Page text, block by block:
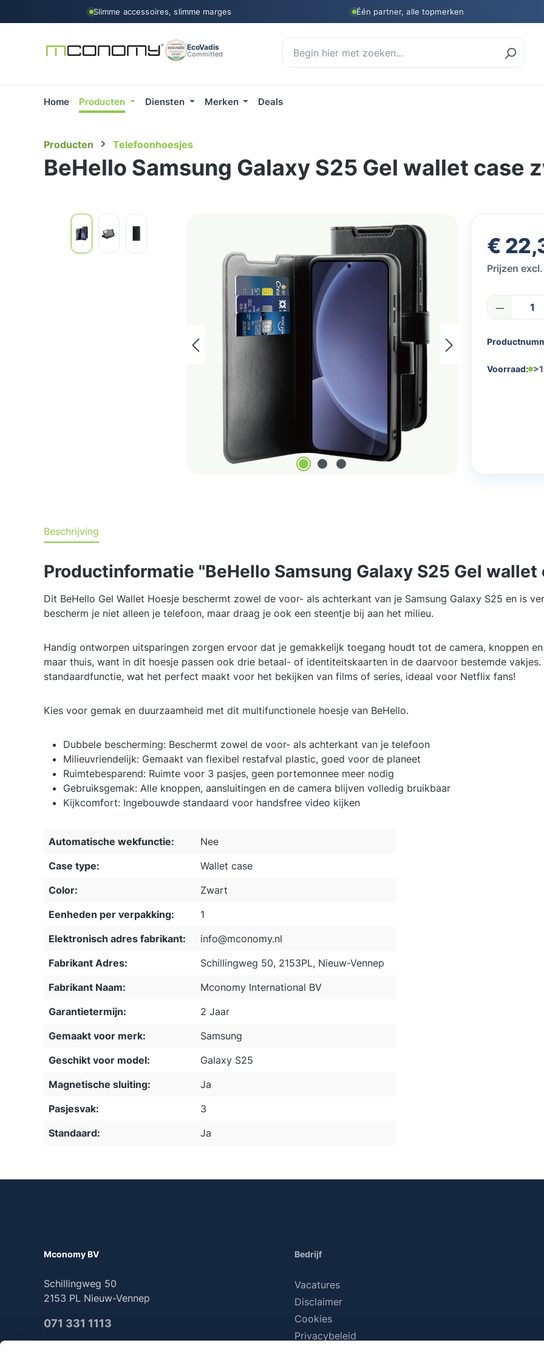
de hoofdinhoud
Ga naar de zoekopdracht
Ga naar de hoofdnavigatieSlimme accessoires, slimme marges Één partner, alle topmerken
EcoVadis
Committed
Home Producten Diensten Merken Deals
Producten Telefoonhoesjes
BeHello Samsung Galaxy S25 Gel wallet case
Normale
€
Prijzen
Voorraad:
Beschrijving
Productinformatie "BeHello Samsung Galaxy S25 Gel
Dit BeHello Gel Wallet Hoesje beschermt zowel de voor- als achterkant van je Samsung Galaxy S25 en is
bescherm je niet alleen je telefoon, maar draag je ook een steentje bij aan het milieu.
Handig ontworpen uitsparingen zorgen ervoor dat je gemakkelijk toegang houdt tot de camera, knoppen
maar thuis, want in dit hoesje passen ook drie betaal- of identiteitskaarten in de daarvoor bestemde
standaardfunctie, wat het perfect maakt voor het bekijken van films of series, ideaal voor Netflix fans!
Kies voor gemak en duurzaamheid met dit multifunctionele hoesje van BeHello.
Dubbele bescherming: Beschermt zowel de voor- als achterkant van je telefoon
Milieuvriendelijk: Gemaakt van flexibel restafval plastic, goed voor de planeet
Ruimtebesparend: Ruimte voor 3 pasjes, geen portemonnee meer nodig
Gebruiksgemak: Alle knoppen, aansluitingen en de camera blijven volledig bruikbaar
Kijkcomfort: Ingebouwde standaard voor handsfree video kijken
Automatische wekfunctie:
Nee
Case type:
Wallet case
Color:
Zwart
Eenheden per verpakking:
1
Elektronisch adres fabrikant:
info@mconomy.nl
Fabrikant Adres:
Schillingweg 50, 2153PL, Nieuw-Vennep
Fabrikant Naam:
Mconomy International BV
Garantietermijn:
2 Jaar
Gemaakt voor merk:
Samsung
Geschikt voor model:
Galaxy S25
Magnetische sluiting:
Ja
Pasjesvak:
3
Standaard:
Ja
Mconomy BV
Schillingweg 50
2153 PL Nieuw-Vennep
071 331 1113
Bedrijf
Vacatures
Disclaimer
Cookies
Privacybeleid